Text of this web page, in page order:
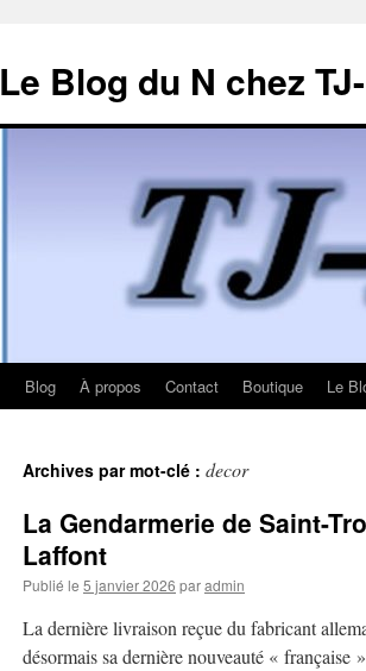
Le Blog du N chez
Aller
contenu
Blog À propos Contact Boutique Le
Archives par mot-clé : decor
La Gendarmerie de Saint-
Laffont
Publié le 5 janvier 2026 paradmin
La dernière livraison reçue du fabricant
désormais sa dernière nouveauté « française